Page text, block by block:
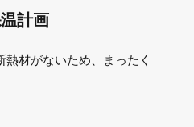
計画
材がないため、まったく